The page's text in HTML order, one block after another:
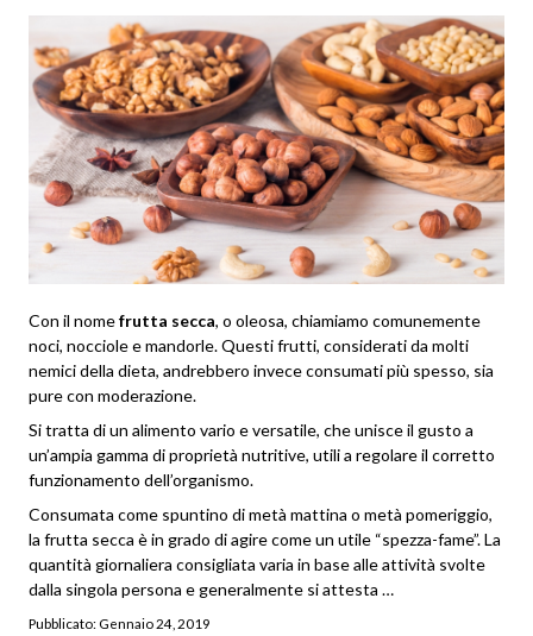
Con il nomefrutta secca, o oleosa, chiamiamo comunemente
noci, nocciole e mandorle. Questi frutti, considerati da molti
nemici della dieta, andrebbero invece consumati più spesso, sia
pure con moderazione.
Si tratta di un alimento vario e versatile, che unisce il gusto a
un’ampia gamma di proprietà nutritive, utili a regolare il corretto
funzionamento dell’organismo.
Consumata come spuntino di metà mattina o metà pomeriggio,
la frutta secca è in grado di agire come un utile “spezza-fame”. La
quantità giornaliera consigliata varia in base alle attività svolte
dalla singola persona e generalmente si attesta …
Pubblicato: Gennaio 24, 2019